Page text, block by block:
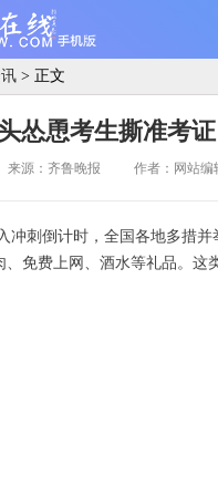
> 正文
怂恿考生撕准考证
来源：齐鲁晚报 作者：网站编
冲刺倒计时，全国各地多措
免费上网、酒水等礼品。这